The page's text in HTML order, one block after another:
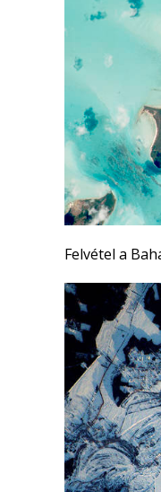
Felvétel a